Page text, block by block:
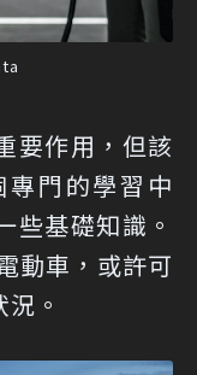
要作用，但該
門的學習中
些基礎知識。
動車，或許可
。